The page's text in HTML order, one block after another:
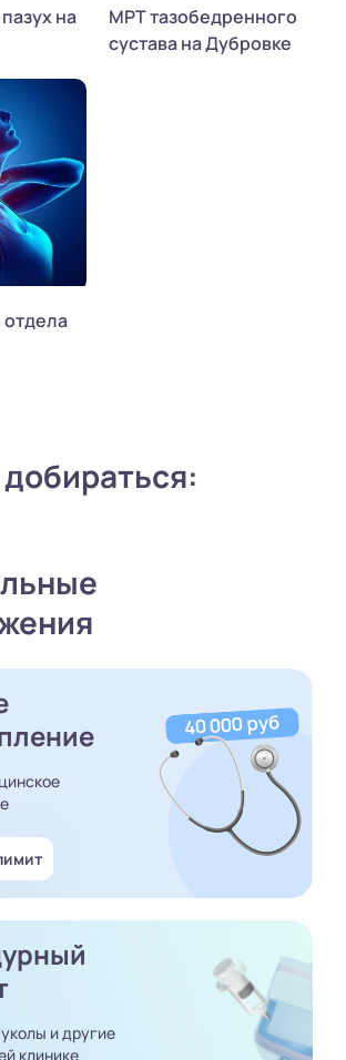
на
МРТ тазобедренного
сустава на Дубровке
и другие
клинике